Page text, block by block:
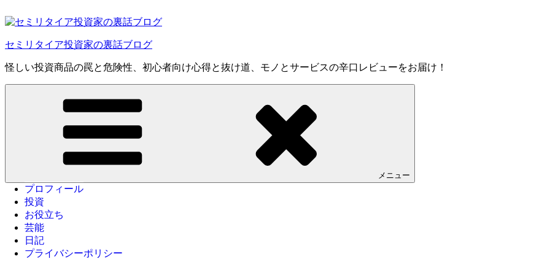
ン
ン
ツ
へ
ス
セミリタイア投資家の裏話ブログ
怪しい投資商品の罠と危険性、初心者向け心得と抜け道、モノとサービスの辛口レビューをお届け！
メニュー
プロフィール
投資
お役立ち
芸能
日記
プライバシーポリシー